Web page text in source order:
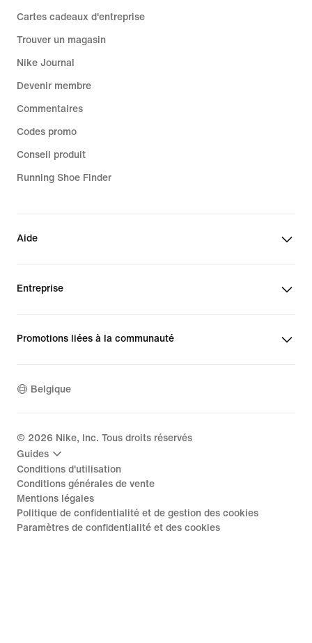
Cartes cadeaux d'entreprise
Trouver un magasin
Nike Journal
Devenir membre
Commentaires
Codes promo
Conseil produit
Running Shoe Finder
Aide
Entreprise
Promotions liées à la communauté
Belgique
© 2026 Nike, Inc. Tous droits réservés
Guides
Conditions d'utilisation
Conditions générales de vente
Mentions légales
Politique de confidentialité et de gestion des cookies
Paramètres de confidentialité et des cookies